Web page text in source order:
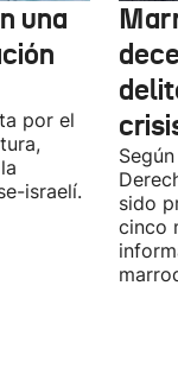
una
por el
israelí.
sido
cinco